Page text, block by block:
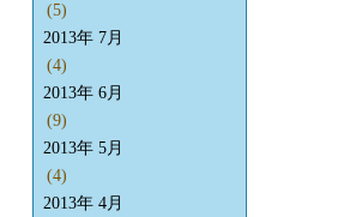
(5)
2013年 7月
(4)
2013年 6月
(9)
2013年 5月
(4)
2013年 4月